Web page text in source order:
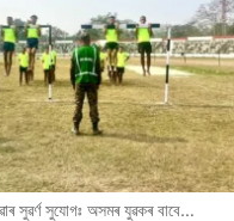
সুৱৰ্ণ সুযোগঃ অসমৰ যুৱকৰ বাবে…